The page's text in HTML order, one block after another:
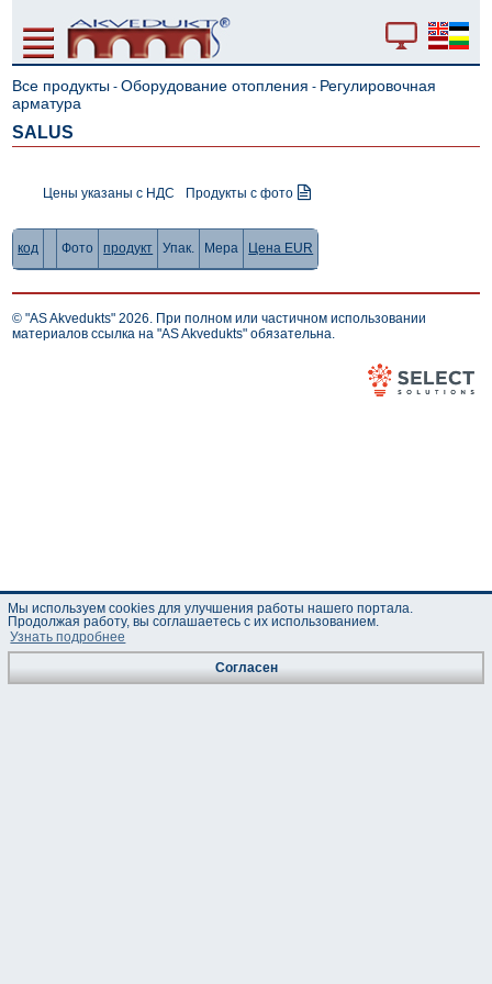
Все продукты -Оборудование отопления - Регулировочная
арматура
SALUS
Цены указаны с НДС Продукты с фото
код Фото продукт Упак. Мера Цена EUR
© "AS Akvedukts" 2026. При полном или частичном использовании
материалов ссылка на "AS Akvedukts" обязательна.
Мы используем cookies для улучшения работы нашего портала.
Продолжая работу, вы соглашаетесь с их использованием.
Узнать подробнее
Согласен